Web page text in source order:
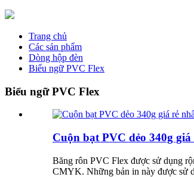
Trang chủ
Các sản phẩm
Dòng hộp đèn
Biểu ngữ PVC Flex
Biểu ngữ PVC Flex
Cuộn bạt PVC dẻo 340g
Băng rôn PVC Flex được sử dụng
CMYK. Những bản in này được sử